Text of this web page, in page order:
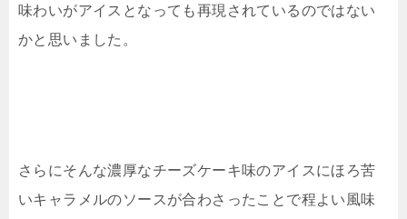
味わいがアイスとなっても再現されているのではない
かと思いました。
さらにそんな濃厚なチーズケーキ味のアイスにほろ苦
いキャラメルのソースが合わさったことで程よい風味